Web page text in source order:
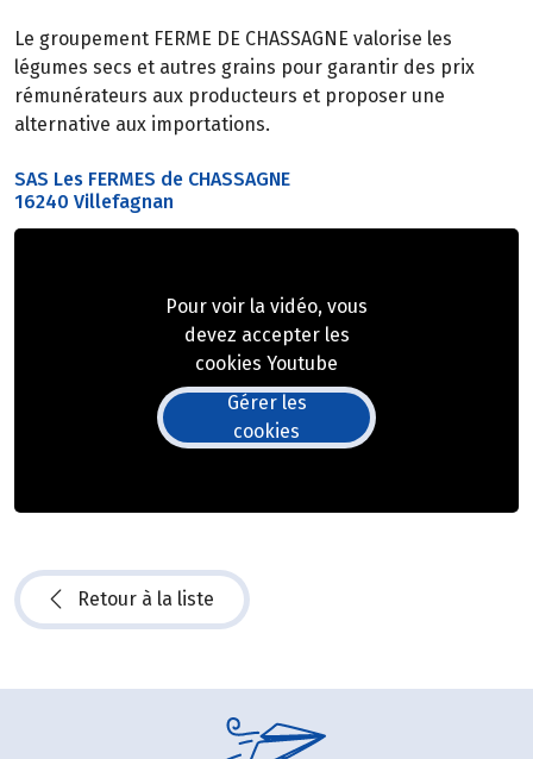
Le groupement FERME DE CHASSAGNE valorise les
légumes secs et autres grains pour garantir des prix
rémunérateurs aux producteurs et proposer une
alternative aux importations.
SAS Les FERMES de CHASSAGNE
16240 Villefagnan
Pour voir la vidéo, vous
devez accepter les
cookies Youtube
Gérer les
cookies
Retour à la liste